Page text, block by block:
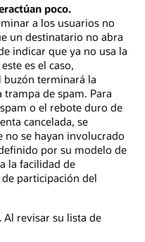
poco.
a los usuarios no
un destinatario no abra
indicar que ya no usa la
es el caso,
terminará la
de spam. Para
o el rebote duro de
cancelada, se
se hayan involucrado
por su modelo de
la facilidad de
participación del
Al revisar su lista de